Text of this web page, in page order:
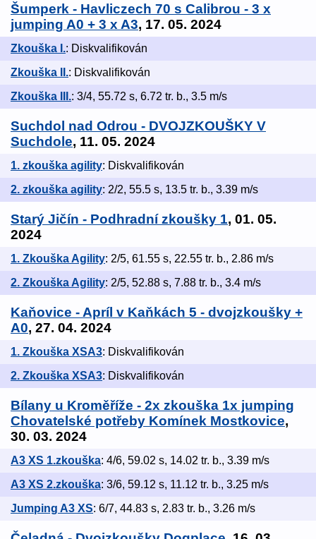
Šumperk - Havliczech 70 s Calibrou - 3 x
jumping A0 + 3 x A3, 17. 05. 2024
Zkouška I.: Diskvalifikován
Zkouška II.: Diskvalifikován
Zkouška III.: 3/4, 55.72 s, 6.72 tr. b., 3.5 m/s
Suchdol nad Odrou - DVOJZKOUŠKY V
Suchdole, 11. 05. 2024
1. zkouška agility: Diskvalifikován
2. zkouška agility: 2/2, 55.5 s, 13.5 tr. b., 3.39 m/s
Starý Jičín - Podhradní zkoušky 1, 01. 05.
2024
1. Zkouška Agility: 2/5, 61.55 s, 22.55 tr. b., 2.86 m/s
2. Zkouška Agility: 2/5, 52.88 s, 7.88 tr. b., 3.4 m/s
Kaňovice - Apríl v Kaňkách 5 - dvojzkoušky +
A0, 27. 04. 2024
1. Zkouška XSA3: Diskvalifikován
2. Zkouška XSA3: Diskvalifikován
Bílany u Kroměříže - 2x zkouška 1x jumping
Chovatelské potřeby Komínek Mostkovice,
30. 03. 2024
A3 XS 1.zkouška: 4/6, 59.02 s, 14.02 tr. b., 3.39 m/s
A3 XS 2.zkouška: 3/6, 59.12 s, 11.12 tr. b., 3.25 m/s
Jumping A3 XS: 6/7, 44.83 s, 2.83 tr. b., 3.26 m/s